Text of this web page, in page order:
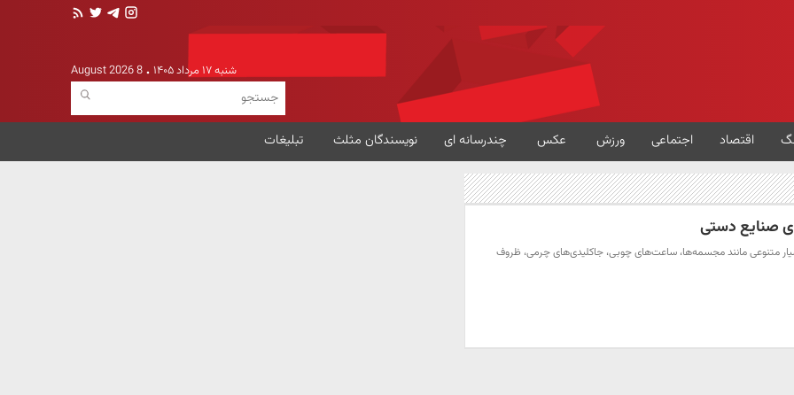
شنبه ۱۷ مرداد ۱۴۰۵ 8 August 2026
اقتصاد اجتماعی ورزش عکس چندرسانه ای نویسندگان مثلث تبلیغات
صنایع دستی
متنوعی مانند مجسمه‌ها، ساعت‌های چوبی، جاکلیدی‌های چرمی، ظروف